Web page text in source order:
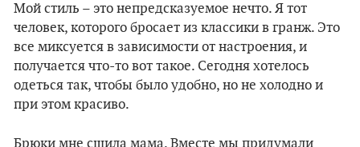
Мой стиль – это непредсказуемое нечто. Я тот
человек, которого бросает из классики в гранж. Это
все миксуется в зависимости от настроения, и
получается что-то вот такое. Сегодня хотелось
одеться так, чтобы было удобно, но не холодно и
при этом красиво.
Брюки мне сшила мама. Вместе мы придумали